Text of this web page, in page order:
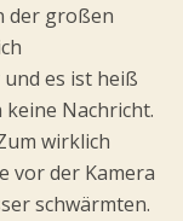
der großen
es ist heiß
Nachricht.
wirklich
vor der Kamera
schwärmten.